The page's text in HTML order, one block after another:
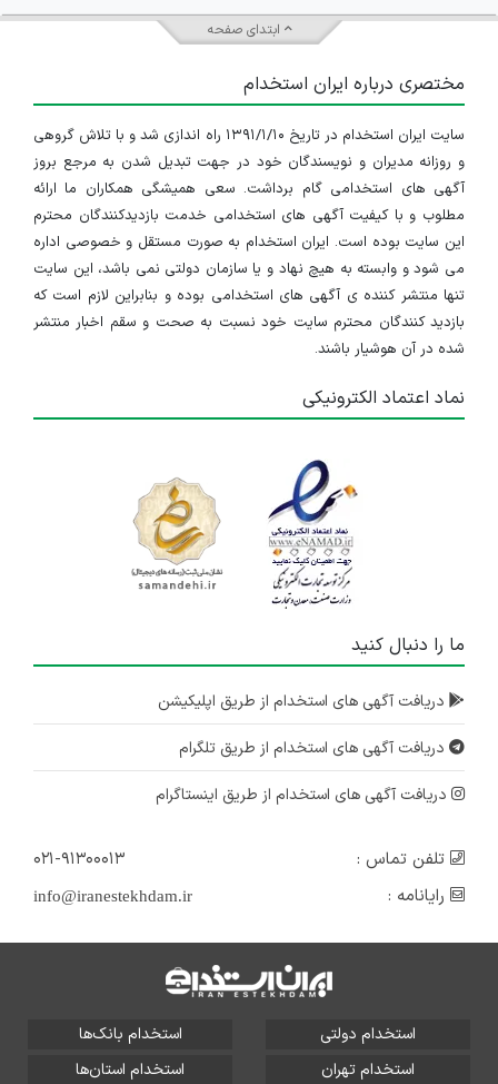
ابتدای صفحه
مختصری درباره ایران استخدام
سایت ایران استخدام در تاریخ ۱۳۹۱/۱/۱۰ راه اندازی شد و با تلاش گروهی
و روزانه مدیران و نویسندگان خود در جهت تبدیل شدن به مرجع بروز
آگهی های استخدامی گام برداشت. سعی همیشگی همکاران ما ارائه
مطلوب و با کیفیت آگهی های استخدامی خدمت بازدیدکنندگان محترم
این سایت بوده است. ایران استخدام به صورت مستقل و خصوصی اداره
می شود و وابسته به هیچ نهاد و یا سازمان دولتی نمی باشد، این سایت
تنها منتشر کننده ی آگهی های استخدامی بوده و بنابراین لازم است که
بازدید کنندگان محترم سایت خود نسبت به صحت و سقم اخبار منتشر
شده در آن هوشیار باشند.
نماد اعتماد الکترونیکی
ما را دنبال کنید
دریافت آگهی های استخدام از طریق اپلیکیشن
دریافت آگهی های استخدام از طریق تلگرام
دریافت آگهی های استخدام از طریق اینستاگرام
تلفن تماس :
۰۲۱-۹۱۳۰۰۰۱۳
رایانامه :
info@iranestekhdam.ir
استخدام دولتی
استخدام بانک‌ها
استخدام تهران
استخدام استان‌ها